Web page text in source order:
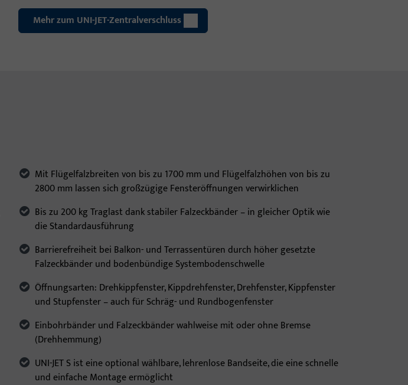
Mehr zum UNI-JET-Zentralverschluss
Mit Flügelfalzbreiten von bis zu 1700 mm und Flügelfalzhöhen von bis zu
2800 mm lassen sich großzügige Fensteröffnungen verwirklichen
Bis zu 200 kg Traglast dank stabiler Falzeckbänder – in gleicher Optik wie
die Standardausführung
Barrierefreiheit bei Balkon- und Terrassentüren durch höher gesetzte
Falzeckbänder und bodenbündige Systembodenschwelle
Öffnungsarten: Drehkippfenster, Kippdrehfenster, Drehfenster, Kippfenster
und Stupfenster – auch für Schräg- und Rundbogenfenster
Einbohrbänder und Falzeckbänder wahlweise mit oder ohne Bremse
(Drehhemmung)
UNI-JET S ist eine optional wählbare, lehrenlose Bandseite, die eine schnelle
und einfache Montage ermöglicht